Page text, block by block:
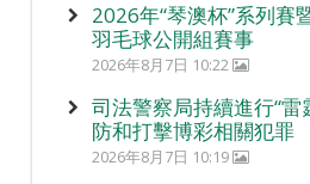
2026年“琴澳杯”系列賽
羽毛球公開組賽事
2026年8月7日 10:22
司法警察局持續進行“雷
防和打擊博彩相關犯罪
2026年8月7日 10:19